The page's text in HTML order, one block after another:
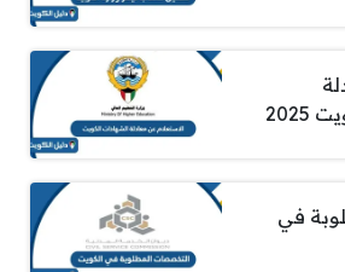
في